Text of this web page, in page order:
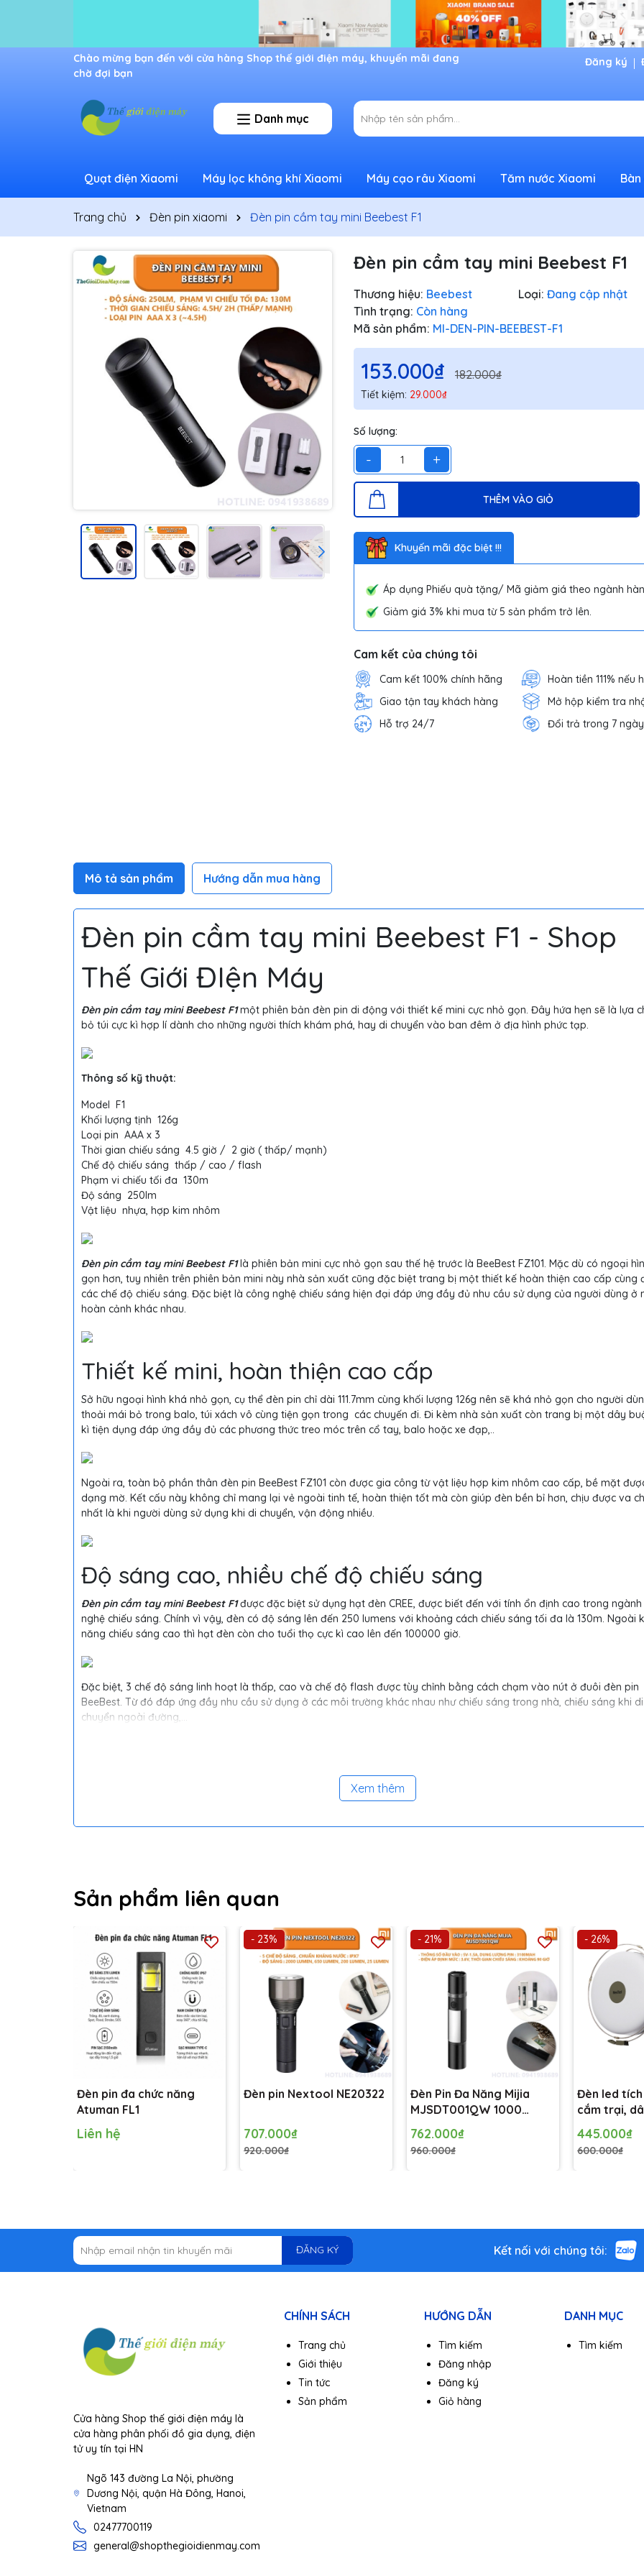
Ưu đãi lớn dành cho thành viên mới Đăng ký
Danh mục
Quạt điện Xiaomi Máy lọc không khí Xiaomi Máy cạo râu Xiaomi Tăm nước Xiaomi
Trang chủ Đèn pin xiaomi Đèn pin cầm tay mini Beebest F1
Đèn pin cầm tay mini Beebest F1
Thương hiệu: Beebest Loại: Đang cập nhật
Tình trạng: Còn hàng
Mã sản phẩm: MI-DEN-PIN-BEEBEST-F1
153.000₫ 182.000₫
Tiết kiệm: 29.000₫
Số lượng:
- +
THÊM VÀO GIỎ
Khuyến mãi đặc biệt !!!
Áp dụng Phiếu quà tặng/ Mã giảm giá theo ngành
Giảm giá 3% khi mua từ 5 sản phẩm trở lên.
Cam kết của chúng tôi
Cam kết 100% chính hãng
Hoàn tiền 111% nếu
Giao tận tay khách hàng
Mở hộp kiểm tra
Hỗ trợ 24/7
Đổi trả trong 7 ngày
Mô tả sản phẩm Hướng dẫn mua hàng
Đèn pin cầm tay mini Beebest F1 - Shop
Thế Giới ĐIện Máy
Đèn pin cầm tay mini Beebest F1một phiên bản đèn pin di động với thiết kế mini cực nhỏ gọn. Đây hứa hẹn sẽ là lựa
bỏ túi cực kì hợp lí dành cho những người thích khám phá, hay di chuyển vào ban đêm ở địa hình phức tạp.
Thông số kỹ thuật:
Model F1
Khối lượng tịnh 126g
Loại pin AAA x 3
Thời gian chiếu sáng 4.5 giờ / 2 giờ ( thấp/ mạnh)
Chế độ chiếu sáng thấp / cao / flash
Phạm vi chiếu tối đa 130m
Độ sáng 250lm
Vật liệu nhựa, hợp kim nhôm
Đèn pin cầm tay mini Beebest F1là phiên bản mini cực nhỏ gọn sau thế hệ trước là BeeBest FZ101. Mặc dù có ngoại
gọn hơn, tuy nhiên trên phiên bản mini này nhà sản xuất cũng đặc biệt trang bị một thiết kế hoàn thiện cao cấp cùng
các chế độ chiếu sáng. Đặc biệt là công nghệ chiếu sáng hiện đại đáp ứng đầy đủ nhu cầu sử dụng của người dùng ở
hoàn cảnh khác nhau.
Thiết kế mini, hoàn thiện cao cấp
Sở hữu ngoại hình khá nhỏ gọn, cụ thể đèn pin chỉ dài 111.7mm cùng khối lượng 126g nên sẽ khá nhỏ gọn cho người
thoải mái bỏ trong balo, túi xách vô cùng tiện gọn trong các chuyến đi. Đi kèm nhà sản xuất còn trang bị một dây
kì tiện dụng đáp ứng đầy đủ các phương thức treo móc trên cổ tay, balo hoặc xe đạp,..
Ngoài ra, toàn bộ phần thân đèn pin BeeBest FZ101 còn được gia công từ vật liệu hợp kim nhôm cao cấp, bề mặt
dạng mờ. Kết cấu này không chỉ mang lại vẻ ngoài tinh tế, hoàn thiện tốt mà còn giúp đèn bền bỉ hơn, chịu được va
nhất là khi người dùng sử dụng khi di chuyển, vận động nhiều.
Độ sáng cao, nhiều chế độ chiếu sáng
Đèn pin cầm tay mini Beebest F1 được đặc biệt sử dụng hạt đèn CREE, được biết đến với tính ổn định cao trong
nghệ chiếu sáng. Chính vì vậy, đèn có độ sáng lên đến 250 lumens với khoảng cách chiếu sáng tối đa là 130m. Ngoài
năng chiếu sáng cao thì hạt đèn còn cho tuổi thọ cực kì cao lên đến 100000 giờ.
Đặc biệt, 3 chế độ sáng linh hoạt là thấp, cao và chế độ flash được tùy chỉnh bằng cách chạm vào nút ở đuôi đèn pin
BeeBest. Từ đó đáp ứng đầy nhu cầu sử dụng ở các môi trường khác nhau như chiếu sáng trong nhà, chiếu sáng khi di
chuyển ngoài đường,…
Thời gian chiếu sáng dài lâuXem thêm
Sản phẩm liên quan
Đèn pin đa chức năng
Atuman FL1
Liên hệ
- 23%
Đèn pin Nextool NE20322
707.000₫
920.000₫
- 21%
Đèn Pin Đa Năng Mijia
MJSDT001QW 1000
Lumen 3100mAh
762.000₫
960.000₫
- 26%
Đèn led
cắm trại,
Nextool
Camping
445.000₫
600.000₫
ĐĂNG KÝ Kết nối với chúng tôi:
Cửa hàng Shop thế giới điện máy là
cửa hàng phân phối đồ gia dụng, điện
tử uy tín tại HN
Ngõ 143 đường La Nội, phường
Dương Nội, quận Hà Đông, Hanoi,
Vietnam
02477700119
general@shopthegioidienmay.com
CHÍNH SÁCH
Trang chủ
Giới thiệu
Tin tức
Sản phẩm
HƯỚNG DẪN
Tìm kiếm
Đăng nhập
Đăng ký
Giỏ hàng
DANH MỤC
Tìm kiếm